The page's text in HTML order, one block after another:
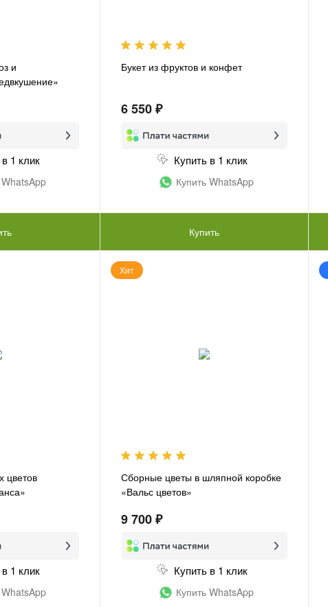
и
1 клик
Букет из фруктов и конфет
6 550 ₽
Купить в 1 клик
Купить WhatsApp
Купить
цветов
1 клик
Хит
Сборные цветы в шляпной коробке
«Вальс цветов»
9 700 ₽
Купить в 1 клик
Купить WhatsApp